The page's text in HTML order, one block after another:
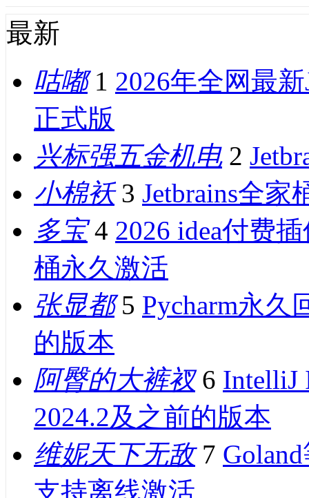
最新
咕嘟 1 2026年全网最
正式版
兴标强五金机电 2
小棉袄 3 Jetbrains全家
多宝 4 2026 idea付费
桶永久激活
张显都 5 Pycharm永久
的版本
阿臀的大裤衩 6 IntelliJ
2024.2及之前的版本
维妮天下无敌 7
支持离线激活